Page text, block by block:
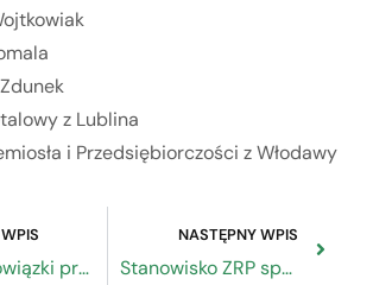
z Lublina
i Przedsiębiorczości z Włodawy
Nowe obowiązki pracodawców wobec ZUS
NASTĘPNY WPIS
Stanowisko ZRP sprawie projektu ustawy o zmianie ustawy o utrzymaniu czystości i porządku w gminach